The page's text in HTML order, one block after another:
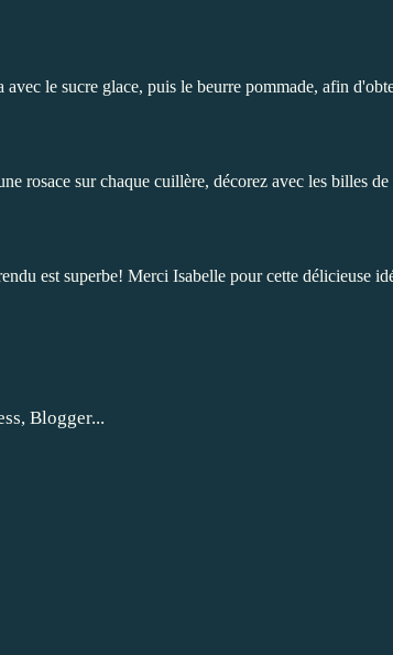
le sucre glace, puis le beurre pommade, afin
rosace sur chaque cuillère, décorez avec les billes
est superbe! Merci Isabelle pour cette délicieuse